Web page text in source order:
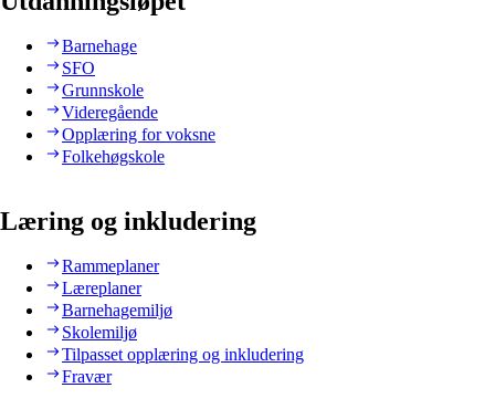
Barnehage
SFO
Grunnskole
Videregående
Opplæring for voksne
Folkehøgskole
Læring og inkludering
Rammeplaner
Læreplaner
Barnehagemiljø
Skolemiljø
Tilpasset opplæring og inkludering
Fravær